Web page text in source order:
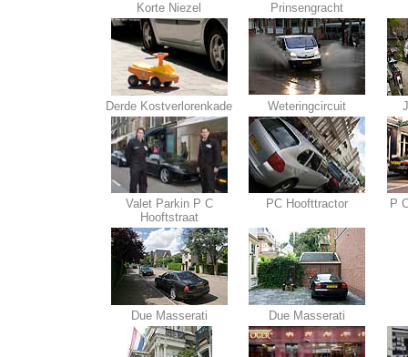
Korte Niezel Prinsengracht
Derde Kostverlorenkade Weteringcircuit
Valet Parkin P C
Hooftstraat
PC Hoofttractor P
Due Masserati Due Masserati